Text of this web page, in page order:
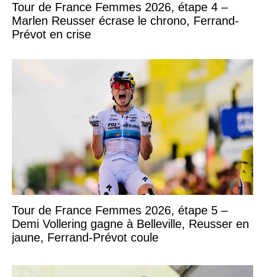
Tour de France Femmes 2026, étape 4 –
Marlen Reusser écrase le chrono, Ferrand-
Prévot en crise
Tour de France Femmes 2026, étape 5 –
Demi Vollering gagne à Belleville, Reusser en
jaune, Ferrand-Prévot coule